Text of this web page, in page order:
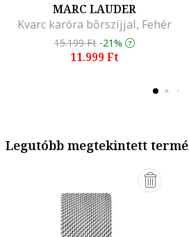
MARC LAUDER
Kvarc karóra bőrszíjjal, Fehér
15.199 Ft -21%
11.999 Ft
Legutóbb megtekintett